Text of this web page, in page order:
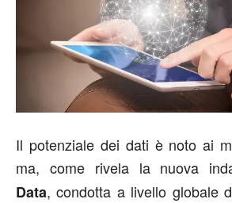
Il potenziale dei dati è noto ai
ma, come rivela la nuova
Data, condotta a livello globale